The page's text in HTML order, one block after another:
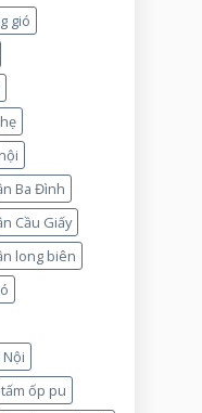
gió
Ba Đình
Cầu Giấy
long biên
tấm ốp pu